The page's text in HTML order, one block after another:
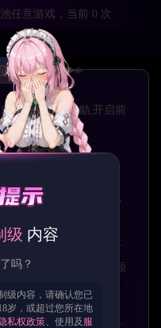
任意游戏，当前 0 次
体验或虚拟奖励,开启前
一次奖池自选游戏。
法与品质可能存在差异,
不支持外部渠道下载或领
现或转让;请理性参与、
级 内容
吗？
级内容，请确认您已
岁，或超过您所在地
私权政策 、使用及 服